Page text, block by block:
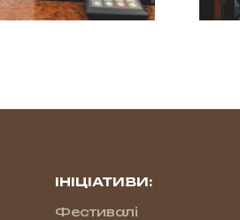
ІНІЦІАТИВИ:
Фестивалі